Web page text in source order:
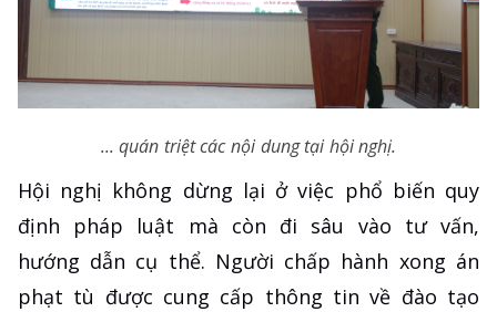
... quán triệt các nội dung tại hội nghị.
Hội nghị không dừng lại ở việc phổ biến quy
định pháp luật mà còn đi sâu vào tư vấn,
hướng dẫn cụ thể. Người chấp hành xong án
phạt tù được cung cấp thông tin về đào tạo